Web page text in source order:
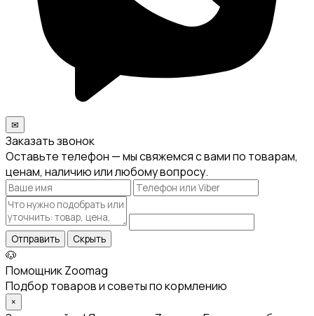
✉
Заказать звонок
Оставьте телефон — мы свяжемся с вами по товарам,
ценам, наличию или любому вопросу.
Отправить Скрыть
🐶
Помощник Zoomag
Подбор товаров и советы по кормлению
×